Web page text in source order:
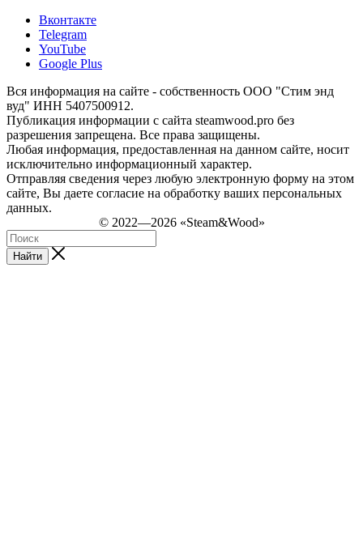
Вконтакте
Telegram
YouTube
Google Plus
Вся информация на сайте - собственность ООО "Стим энд
вуд" ИНН 5407500912.
Публикация информации с сайта steamwood.pro без
разрешения запрещена. Все права защищены.
Любая информация, предоставленная на данном сайте, носит
исключительно информационный характер.
Отправляя сведения через любую электронную форму на этом
сайте, Вы даете согласие на обработку ваших персональных
данных.
© 2022—2026 «Steam&Wood»
Найти